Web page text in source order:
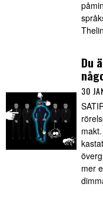
Du
30
mer